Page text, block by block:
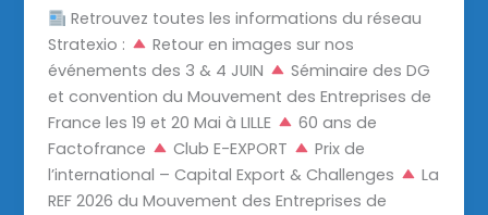
Retrouvez toutes les informations du réseau
Stratexio :
Retour en images sur nos
événements des 3 & 4 JUIN
Séminaire des DG
et convention du Mouvement des Entreprises de
France les 19 et 20 Mai à LILLE
60 ans de
Factofrance
Club E-EXPORT
Prix de
l’international – Capital Export & Challenges
La
REF 2026 du Mouvement des Entreprises de